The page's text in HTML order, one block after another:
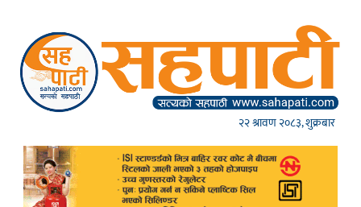
२२ श्रावण २०८३, शुक्रबार